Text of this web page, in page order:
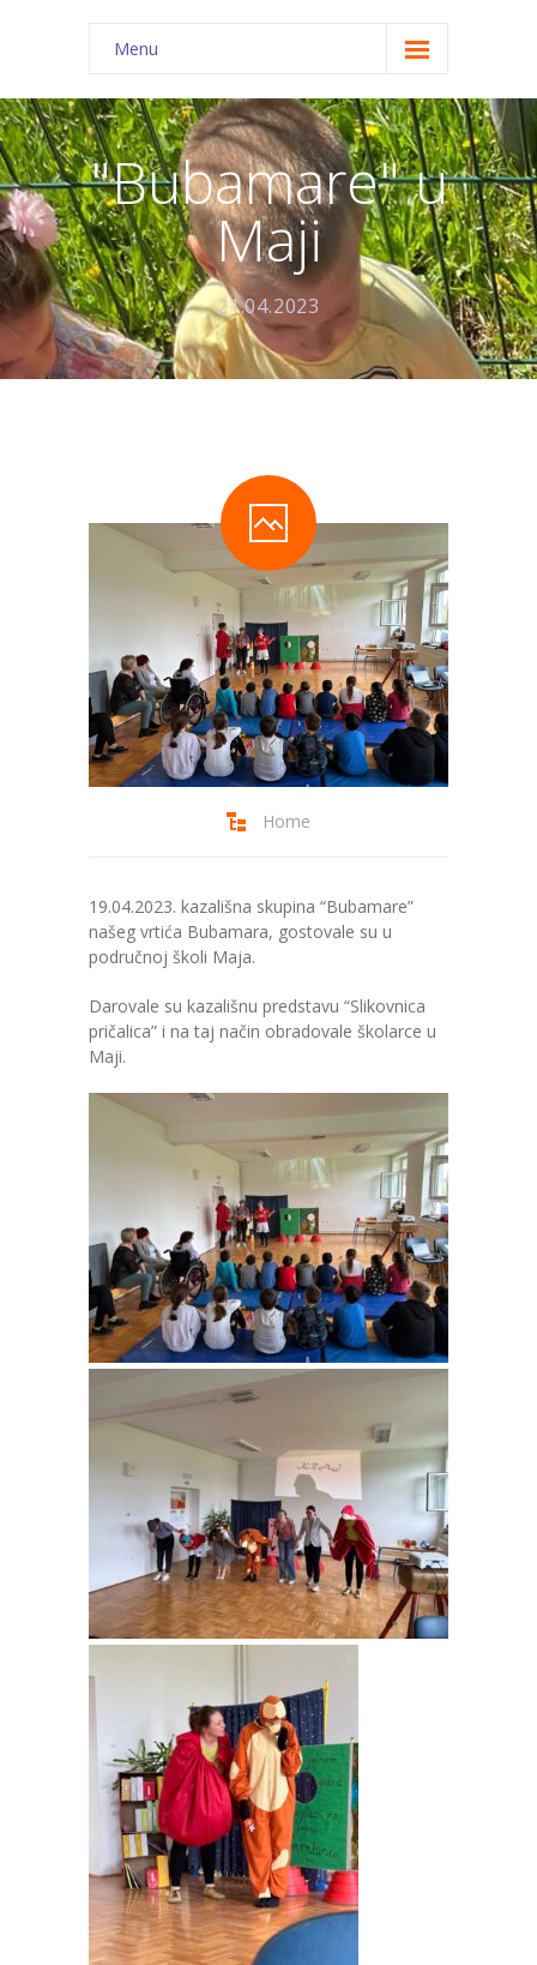
Menu
Home
Patkice
Tratinčice
Zvončići
Narcise
Visibabe
Predškola
O nama
-- Financije
---- Financije 2026
---- Financije 2025
---- Financije 2022.
---- Financije 2021.
-- Pravilnik o zaštiti na radu
-- Pravilnik o zaštiti od požara
-- Etički kodeks
-- Odluka o sudjelovanju roditelja-korisnika u cijeni
programa Dječjeg vrtića Bubamara Glina
-- PRAVILNIK O UPISU DJECE U DJEČJI VRTIĆ
BUBAMARA GLINA
-- Pravilnik o provođenju postupaka jednostavne
nabave
-- Kolektivni ugovor
-- Upravno vijeće
-- Tekst vrtića
Jelovnik
Objave
Kontakt
Stručna usavršavanja
"Bubamare" u
Maji
21.04.2023
Home
19.04.2023. kazališna skupina “Bubamare”
našeg vrtića Bubamara, gostovale su u
područnoj školi Maja.
Darovale su kazališnu predstavu “Slikovnica
pričalica” i na taj način obradovale školarce u
Maji.